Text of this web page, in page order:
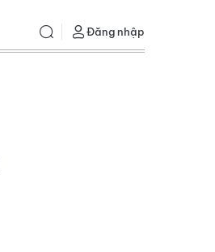
Đăng nhập